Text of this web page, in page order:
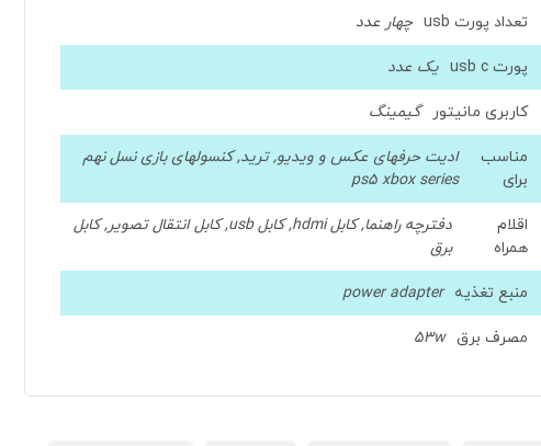
تعداد پورت usb چهار عدد
پورت usb c یک عدد
کاربری مانیتور گیمینگ
مناسب
برای
ادیت حرفهای عکس و ویدیو, ترید, کنسولهای بازی نسل نهم
ps5 xbox series
اقلام
همراه
دفترچه راهنما, کابل hdmi, کابل usb, کابل انتقال تصویر, کابل
برق
منبع تغذیه power adapter
مصرف برق 53w